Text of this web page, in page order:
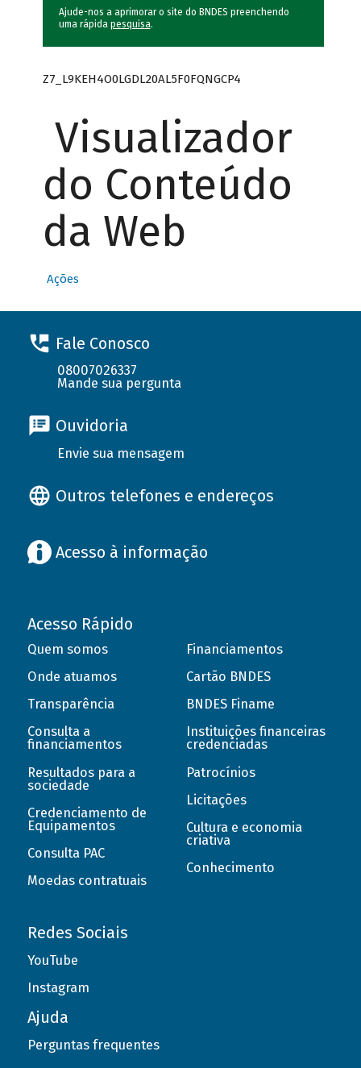
Ajude-nos a aprimorar o site do BNDES preenchendo
uma rápida pesquisa.
Z7_L9KEH4O0LGDL20AL5F0FQNGCP4
Visualizador
do Conteúdo
da Web
Ações
Fale Conosco
08007026337
Mande sua pergunta
Ouvidoria
Envie sua mensagem
Outros telefones e endereços
Acesso à informação
Acesso Rápido
Quem somos
Onde atuamos
Transparência
Consulta a
financiamentos
Resultados para a
sociedade
Credenciamento de
Equipamentos
Consulta PAC
Moedas contratuais
Financiamentos
Cartão BNDES
BNDES Finame
Instituições financeiras
credenciadas
Patrocínios
Licitações
Cultura e economia
criativa
Conhecimento
Redes Sociais
YouTube
Instagram
Ajuda
Perguntas frequentes